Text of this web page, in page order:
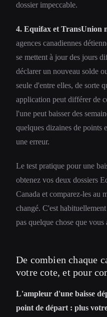
dossier impeccable.
4. Equifax et TransUnion
agences canadiennes
se mettent à jour des jours
déclarer un nouveau solde
seule d'entre elles, de sorte
application peut différer de
l'une peut baisser des
quelques dizaines de points
une erreur.
Le test pratique pour une
obtenez vos deux dossiers
Canada et comparez-les au
changé. C'est
pas quelque chose que vous
De combien chaque
votre cote, et pour
L'ampleur d'une baisse
point de départ : plus